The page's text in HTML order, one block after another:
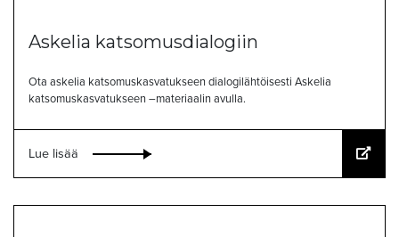
Askelia katsomusdialogiin
Ota askelia katsomuskasvatukseen dialogilähtöisesti Askelia
katsomuskasvatukseen –materiaalin avulla.
Lue lisää